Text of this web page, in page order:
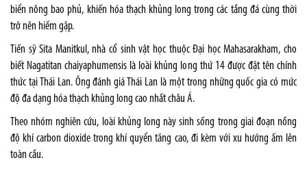
biển nông bao phủ, khiến hóa thạch khủng long trong các tầng đá cùng thời
trở nên hiếm gặp.
Tiến sỹ Sita Manitkul, nhà cổ sinh vật học thuộc Đại học Mahasarakham, cho
biết Nagatitan chaiyaphumensis là loài khủng long thứ 14 được đặt tên chính
thức tại Thái Lan. Ông đánh giá Thái Lan là một trong những quốc gia có mức
độ đa dạng hóa thạch khủng long cao nhất châu Á.
Theo nhóm nghiên cứu, loài khủng long này sinh sống trong giai đoạn nồng
độ khí carbon dioxide trong khí quyển tăng cao, đi kèm với xu hướng ấm lên
toàn cầu.